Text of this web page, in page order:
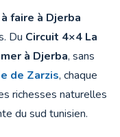
faire à Djerba
Du Circuit 4×4 La
à Djerba, sans
de Zarzis, chaque
richesses naturelles
du sud tunisien.